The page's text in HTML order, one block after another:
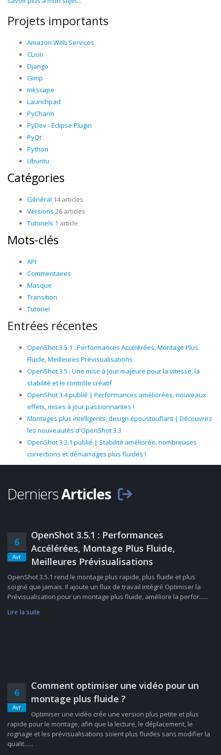
Projets importants
Amazon Web Services
CLion
Django
Gimp
Inkscape
Launchpad
PyCharm
PyDev - Eclipse Plugin
PyQt
Python
Ubuntu
Catégories
Général 14 articles
Versions 26 articles
Tutoriels 1 article
Mots-clés
API
Commentaires
Masque
Transition
Tutoriel
Entrées récentes
OpenShot 3.5.1 : Performances Accélérées, Montage Plus
Fluide, Meilleures Prévisualisations
OpenShot 3.5 : Une mise à jour majeure pour la vitesse, la
stabilité et le contrôle créatif
OpenShot 3.4 publié | Performances améliorées, nouveaux
effets, mises à jour passionnantes !
Montages plus intelligents, design époustouflant | Découvrez
les nouveautés d'OpenShot 3.3
OpenShot 3.2.1 publié | Stabilité améliorée, nombreuses
corrections et démarrages plus fluides !
DerniersArticles
6
Avr
OpenShot 3.5.1 : Performances
Accélérées, Montage Plus Fluide,
Meilleures Prévisualisations
OpenShot 3.5.1 rend le montage plus rapide, plus fluide et plus
soigné que jamais. Il ajoute un flux de travail intégré Optimiser la
Prévisualisation pour un montage plus fluide, améliore la perfor......
Lire la suite
6
Avr
Comment optimiser une vidéo pour un
montage plus fluide ?
Optimiser une vidéo crée une version plus petite et plus
rapide pour le montage, afin que la lecture, le déplacement, le
rognage et les prévisualisations soient plus fluides sans modifier la
qualit......